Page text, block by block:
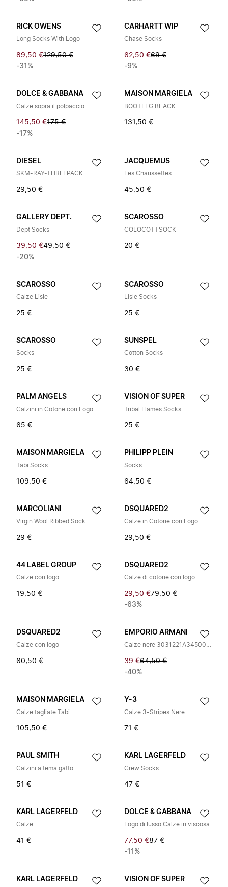
RICK OWENS
Long Socks With Logo
89,50 €129,50 €
-31%
CARHARTT WIP
Chase Socks
62,50 €69 €
-9%
DOLCE & GABBANA
Calze sopra il polpaccio
145,50 €175 €
-17%
MAISON MARGIELA
BOOTLEG BLACK
131,50 €
DIESEL
SKM-RAY-THREEPACK
29,50 €
JACQUEMUS
Les Chaussettes
45,50 €
GALLERY DEPT.
Dept Socks
39,50 €49,50 €
-20%
SCAROSSO
COLOCOTTSOCK
20 €
SCAROSSO
Calze Lisle
25 €
SCAROSSO
Lisle Socks
25 €
SCAROSSO
Socks
25 €
SUNSPEL
Cotton Socks
30 €
PALM ANGELS
Calzini in Cotone con Logo
65 €
VISION OF SUPER
Tribal Flames Socks
25 €
MAISON MARGIELA
Tabi Socks
109,50 €
PHILIPP PLEIN
Socks
64,50 €
MARCOLIANI
Virgin Wool Ribbed Sock
29 €
DSQUARED2
Calze in Cotone con Logo
29,50 €
44 LABEL GROUP
Calze con logo
19,50 €
DSQUARED2
Calze di cotone con logo
29,50 €79,50 €
-63%
DSQUARED2
Calze con logo
60,50 €
EMPORIO ARMANI
Calze nere 3031221A34500020
39 €64,50 €
-40%
MAISON MARGIELA
Calze tagliate Tabi
105,50 €
Y-3
Calze 3-Stripes Nere
71 €
PAUL SMITH
Calzini a tema gatto
51 €
KARL LAGERFELD
Crew Socks
47 €
KARL LAGERFELD
Calze
41 €
DOLCE & GABBANA
Logo di lusso Calze in viscosa
77,50 €87 €
-11%
KARL LAGERFELD VISION OF SUPER